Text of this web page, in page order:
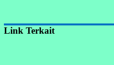
Link Terkait